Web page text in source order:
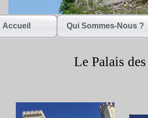
Accueil Qui Sommes-Nous ?
Le Palais